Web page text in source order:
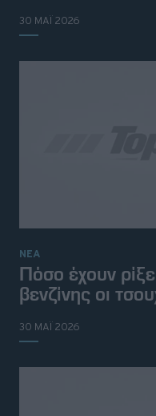
30 ΜΑΪ 2026
ΝΕΑ
Πόσο έχουν
βενζίνης οι
30 ΜΑΪ 2026